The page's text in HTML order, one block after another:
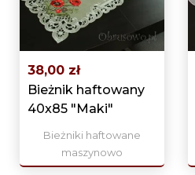
38,00 zł
Bieżnik haftowany
40x85 "Maki"
Bieżniki haftowane
maszynowo